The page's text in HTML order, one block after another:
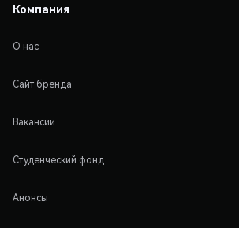
Компания
О нас
Сайт бренда
Вакансии
Студенческий фонд
Анонсы